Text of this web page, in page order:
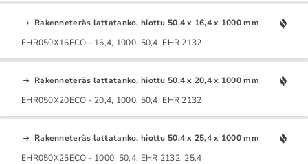
Rakenneteräs lattatanko, hiottu 50,4 x 16,4 x 1000 mm
EHR050X16ECO - 16,4, 1000, 50,4, EHR 2132
Rakenneteräs lattatanko, hiottu 50,4 x 20,4 x 1000 mm
EHR050X20ECO - 20,4, 1000, 50,4, EHR 2132
Rakenneteräs lattatanko, hiottu 50,4 x 25,4 x 1000 mm
EHR050X25ECO - 1000, 50,4, EHR 2132, 25,4